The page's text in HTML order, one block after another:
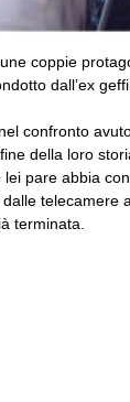
coppie
dall’ex
confronto
della loro
pare abbia
telecamere
terminata.